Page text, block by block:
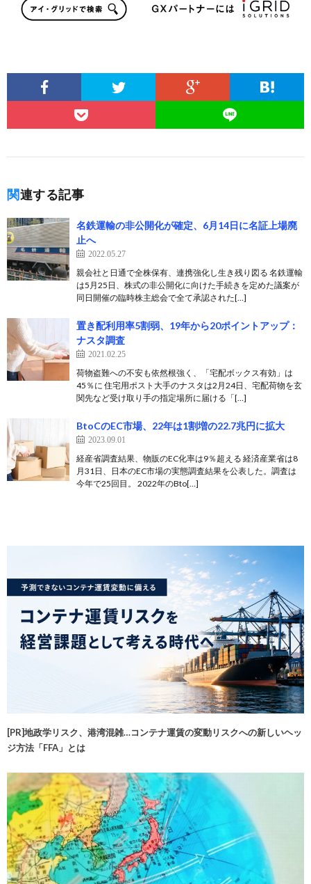
関連する記事
名鉄運輸の非公開化が確定、6月14日に名証上場廃
止へ
2022.05.27
親会社と日通で全株保有、連携強化し生き残り図る 名鉄運輸
は5月25日、株式の非公開化に向けた手続きを定めた議案が
同日開催の臨時株主総会で全て承認された[…]
置き配利用率5割弱、19年から20ポイントアップ：
ナスタ調査
2021.02.25
荷物盗難への不安も依然根強く、「宅配ボックス有効」は
45％に 住宅用ポスト大手のナスタは2月24日、宅配荷物を玄
関先など受け取り手の指定場所に届ける「[…]
BtoCのEC市場、22年は1割増の22.7兆円に拡大
2023.09.01
経産省調査結果、物販のEC化率は9％超える 経済産業省は8
月31日、日本のEC市場の実態調査結果を公表した。調査は
今年で25回目。 2022年のBto[…]
[PR]地政学リスク、港湾混雑…コンテナ運賃の変動リスクへの新しいヘッ
ジ方法「FFA」とは